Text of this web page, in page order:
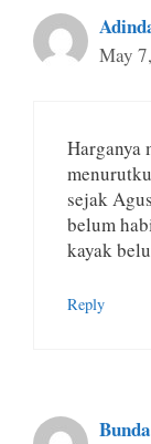
May
Harganya
sejak
belum
kayak
Reply